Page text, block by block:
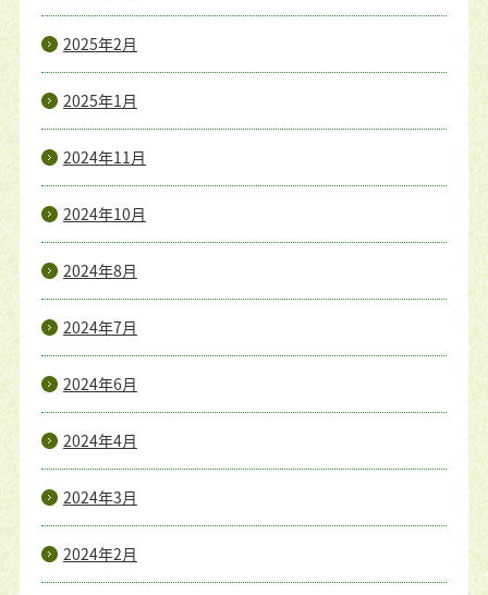
2025年2月
2025年1月
2024年11月
2024年10月
2024年8月
2024年7月
2024年6月
2024年4月
2024年3月
2024年2月